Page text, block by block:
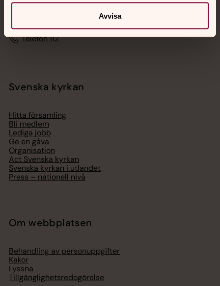
Avvisa
Digitalt brev
Telefon 112
Svenska kyrkan
Hitta församling
Bli medlem
Lediga jobb
Ge en gåva
Organisation
Act Svenska kyrkan
Svenska kyrkan i utlandet
Press – nationell nivå
Om webbplatsen
Behandling av personuppgifter
Kakor
Lyssna
Tillgänglighetsredogörelse